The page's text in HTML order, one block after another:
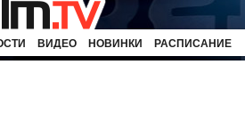
ВИДЕО НОВИНКИ РАСПИСАНИЕ